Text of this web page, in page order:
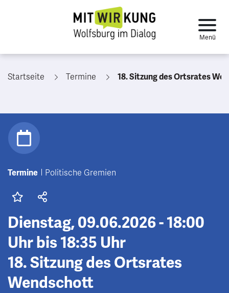
Startseite Termine 18. Sitzung des Ortsrates
Termine Politische Gremien
Dienstag, 09.06.2026 - 18:00
Uhr bis 18:35 Uhr
18. Sitzung des Ortsrates
Wendschott